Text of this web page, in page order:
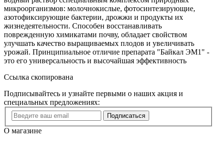
микроорганизмов: молочнокислые, фотосинтезирующие,
азотофиксирующие бактерии, дрожжи и продукты их
жизнедеятельности. Способен восстанавливать
поврежденную химикатами почву, обладает свойством
улучшать качество выращиваемых плодов и увеличивать
урожай. Принципиальное отличие препарата "Байкал ЭМ1" -
это его универсальность и высочайшая эффективность
Ссылка скопирована
Подписывайтесь и узнайте первыми о наших акция и
специальных предложениях:
Подписаться
О магазине